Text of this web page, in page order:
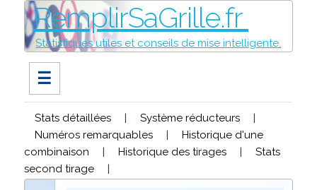
RemplirSaGrille.fr
Statistiques utiles et conseils de mise intelligente.
☰
Stats détaillées | Système réducteurs
|
Numéros remarquables
|
Historique d'une
combinaison
| Historique des tirages |
Stats
second tirage
|